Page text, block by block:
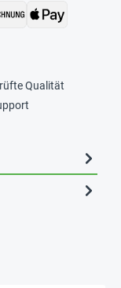
Qualität